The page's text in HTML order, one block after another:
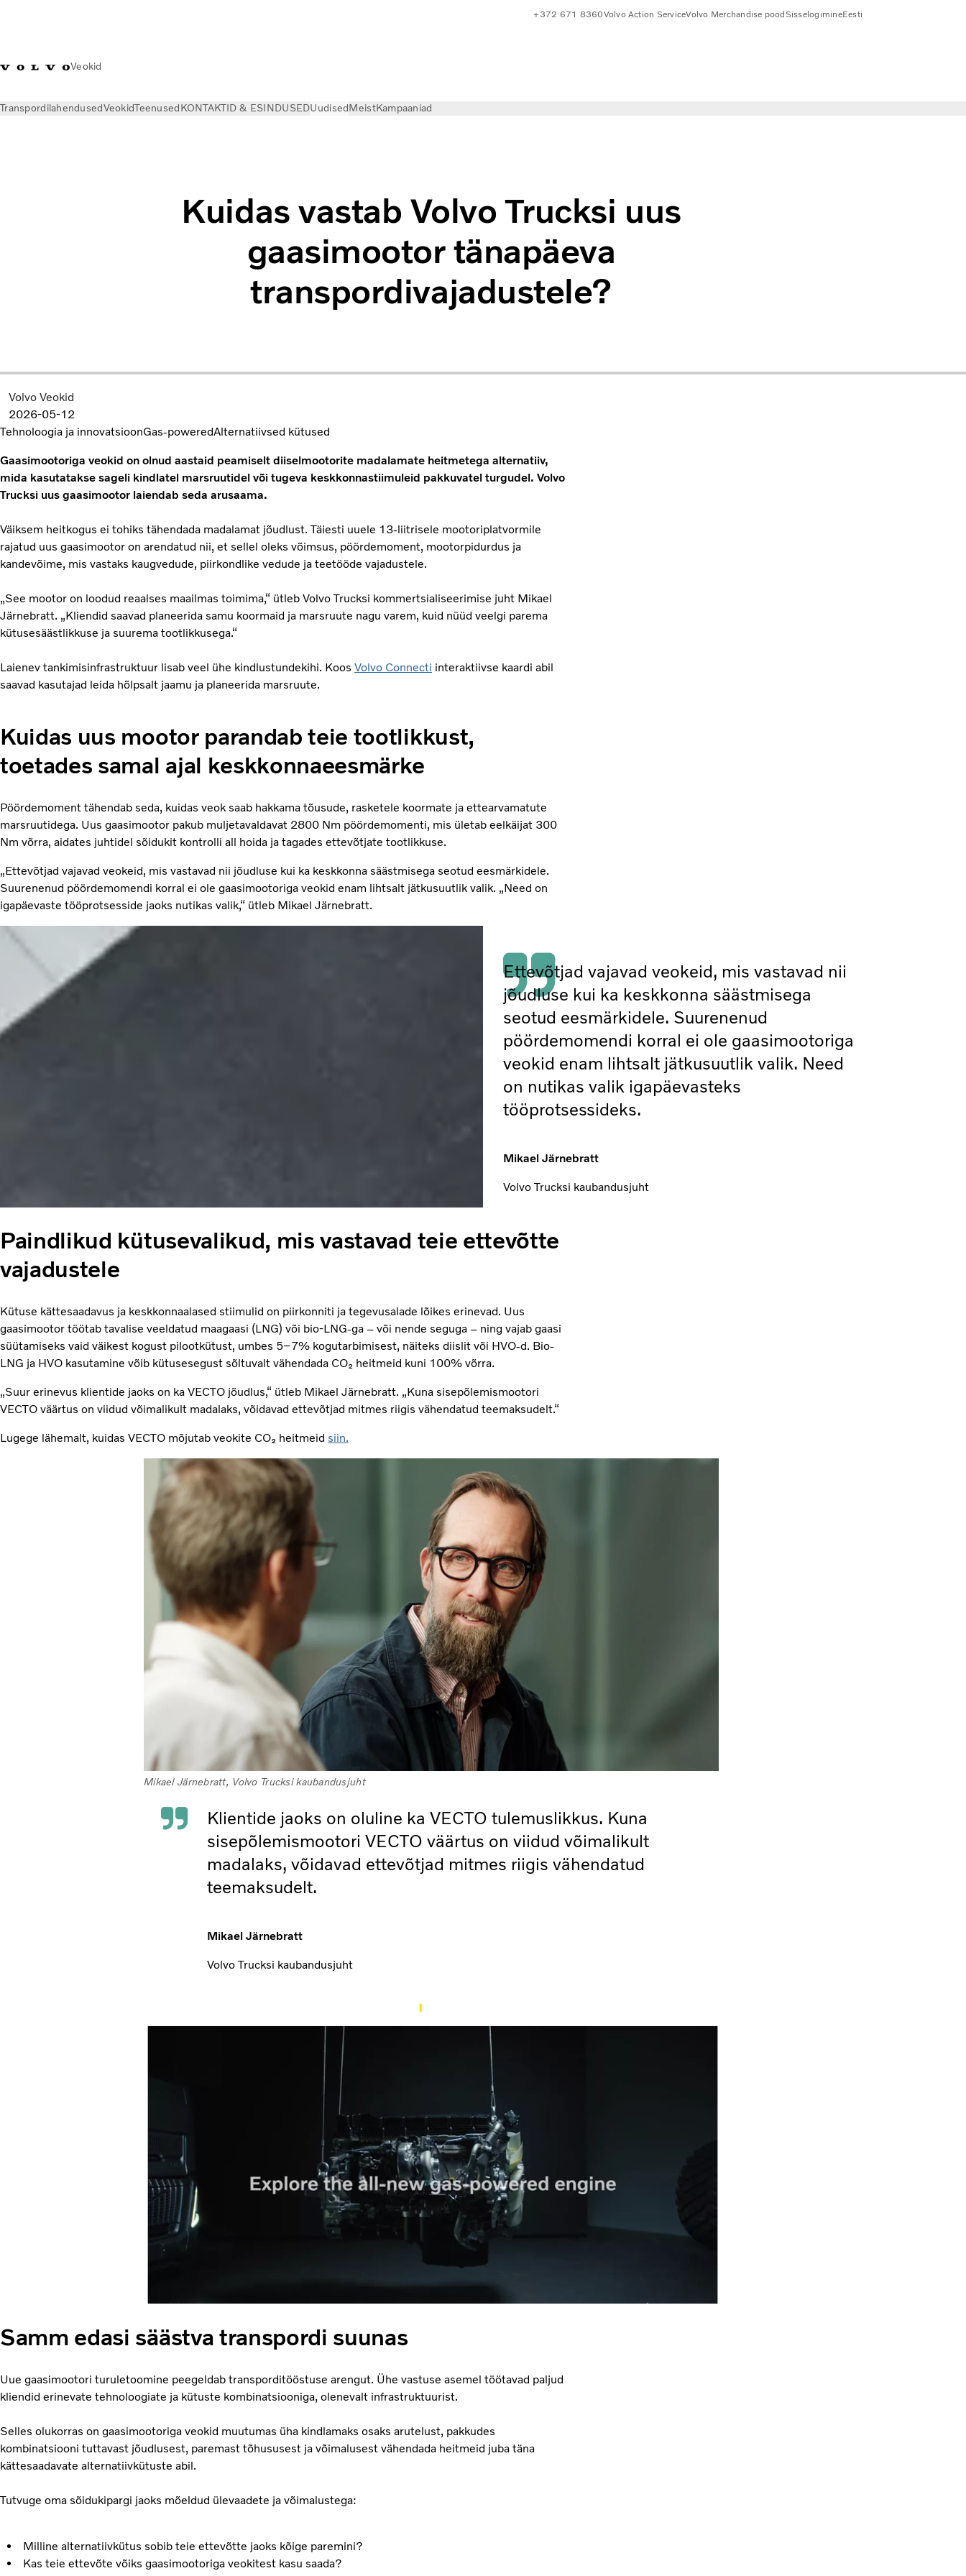
Veokid
+372 671 8360Volvo Action ServiceVolvo Merchandise pood SisselogimineEesti
TranspordilahendusedVeokidTeenusedKONTAKTID & ESINDUSEDUudisedMeistKampaaniad
Kuidas vastab Volvo Trucksi uus
gaasimootor tänapäeva
transpordivajadustele?
Volvo Veokid
2026-05-12
Tehnoloogia ja innovatsioonGas-poweredAlternatiivsed kütused
Gaasimootoriga veokid on olnud aastaid peamiselt diiselmootorite madalamate heitmetega alternatiiv,
mida kasutatakse sageli kindlatel marsruutidel või tugeva keskkonnastiimuleid pakkuvatel turgudel. Volvo
Trucksi uus gaasimootor laiendab seda arusaama.
Väiksem heitkogus ei tohiks tähendada madalamat jõudlust. Täiesti uuele 13-liitrisele mootoriplatvormile
rajatud uus gaasimootor on arendatud nii, et sellel oleks võimsus, pöördemoment, mootorpidurdus ja
kandevõime, mis vastaks kaugvedude, piirkondlike vedude ja teetööde vajadustele.
„See mootor on loodud reaalses maailmas toimima,“ ütleb Volvo Trucksi kommertsialiseerimise juht Mikael
Järnebratt. „Kliendid saavad planeerida samu koormaid ja marsruute nagu varem, kuid nüüd veelgi parema
kütusesäästlikkuse ja suurema tootlikkusega.“
Laienev tankimisinfrastruktuur lisab veel ühe kindlustundekihi. Koos Volvo Connecti interaktiivse kaardi abil
saavad kasutajad leida hõlpsalt jaamu ja planeerida marsruute.
Kuidas uus mootor parandab teie tootlikkust,
toetades samal ajal keskkonnaeesmärke
Pöördemoment tähendab seda, kuidas veok saab hakkama tõusude, rasketele koormate ja ettearvamatute
marsruutidega. Uus gaasimootor pakub muljetavaldavat 2800 Nm pöördemomenti, mis ületab eelkäijat 300
Nm võrra, aidates juhtidel sõidukit kontrolli all hoida ja tagades ettevõtjate tootlikkuse.
„Ettevõtjad vajavad veokeid, mis vastavad nii jõudluse kui ka keskkonna säästmisega seotud eesmärkidele.
Suurenenud pöördemomendi korral ei ole gaasimootoriga veokid enam lihtsalt jätkusuutlik valik. „Need on
igapäevaste tööprotsesside jaoks nutikas valik,“ ütleb Mikael Järnebratt.
Ettevõtjad vajavad veokeid, mis vastavad nii
jõudluse kui ka keskkonna säästmisega
seotud eesmärkidele. Suurenenud
pöördemomendi korral ei ole gaasimootoriga
veokid enam lihtsalt jätkusuutlik valik. Need
on nutikas valik igapäevasteks
tööprotsessideks.
Mikael Järnebratt
Volvo Trucksi kaubandusjuht
Paindlikud kütusevalikud, mis vastavad teie ettevõtte
vajadustele
Kütuse kättesaadavus ja keskkonnaalased stiimulid on piirkonniti ja tegevusalade lõikes erinevad. Uus
gaasimootor töötab tavalise veeldatud maagaasi (LNG) või bio-LNG-ga – või nende seguga – ning vajab gaasi
süütamiseks vaid väikest kogust pilootkütust, umbes 5–7% kogutarbimisest, näiteks diislit või HVO-d. Bio-
LNG ja HVO kasutamine võib kütusesegust sõltuvalt vähendada CO₂ heitmeid kuni 100% võrra.
„Suur erinevus klientide jaoks on ka VECTO jõudlus,“ ütleb Mikael Järnebratt. „Kuna sisepõlemismootori
VECTO väärtus on viidud võimalikult madalaks, võidavad ettevõtjad mitmes riigis vähendatud teemaksudelt.“
Lugege lähemalt, kuidas VECTO mõjutab veokite CO₂ heitmeid siin.
Mikael Järnebratt, Volvo Trucksi kaubandusjuht
Klientide jaoks on oluline ka VECTO tulemuslikkus. Kuna
sisepõlemismootori VECTO väärtus on viidud võimalikult
madalaks, võidavad ettevõtjad mitmes riigis vähendatud
teemaksudelt.
Mikael Järnebratt
Volvo Trucksi kaubandusjuht
Samm edasi säästva transpordi suunas
Uue gaasimootori turuletoomine peegeldab transporditööstuse arengut. Ühe vastuse asemel töötavad paljud
kliendid erinevate tehnoloogiate ja kütuste kombinatsiooniga, olenevalt infrastruktuurist.
Selles olukorras on gaasimootoriga veokid muutumas üha kindlamaks osaks arutelust, pakkudes
kombinatsiooni tuttavast jõudlusest, paremast tõhususest ja võimalusest vähendada heitmeid juba täna
kättesaadavate alternatiivkütuste abil.
Tutvuge oma sõidukipargi jaoks mõeldud ülevaadete ja võimalustega:
Milline alternatiivkütus sobib teie ettevõtte jaoks kõige paremini?
Kas teie ettevõte võiks gaasimootoriga veokitest kasu saada?